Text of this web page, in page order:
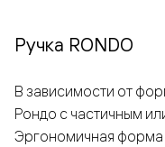
Ручка RONDO
В зависимости от
Рондо с частичным
Эргономичная форма